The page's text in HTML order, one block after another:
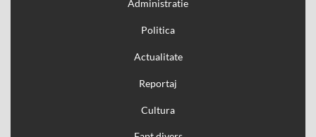
Administratie
Politica
Actualitate
Reportaj
Cultura